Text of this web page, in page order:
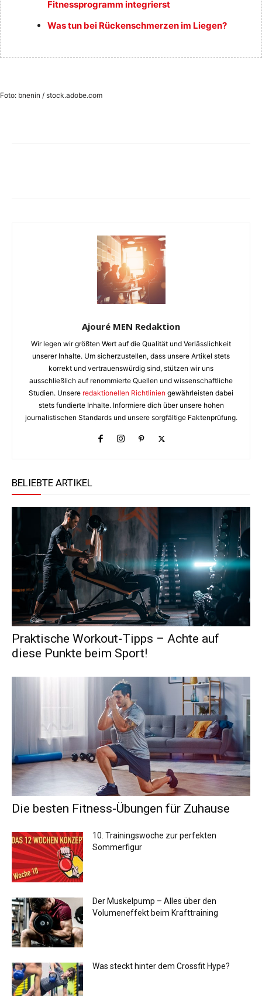
Fitnessprogramm integrierst
Was tun bei Rückenschmerzen im Liegen?
Foto: bnenin / stock.adobe.com
Ajouré MEN Redaktion
Wir legen wir größten Wert auf die Qualität und Verlässlichkeit
unserer Inhalte. Um sicherzustellen, dass unsere Artikel stets
korrekt und vertrauenswürdig sind, stützen wir uns
ausschließlich auf renommierte Quellen und wissenschaftliche
Studien. Unsere redaktionellen Richtlinien gewährleisten dabei
stets fundierte Inhalte. Informiere dich über unsere hohen
journalistischen Standards und unsere sorgfältige Faktenprüfung.
BELIEBTE ARTIKEL
Praktische Workout-Tipps – Achte auf
diese Punkte beim Sport!
Die besten Fitness-Übungen für Zuhause
10. Trainingswoche zur perfekten
Sommerfigur
Der Muskelpump – Alles über den
Volumeneffekt beim Krafttraining
Was steckt hinter dem Crossfit Hype?